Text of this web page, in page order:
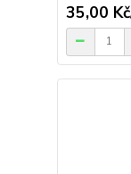
35,00 Kč